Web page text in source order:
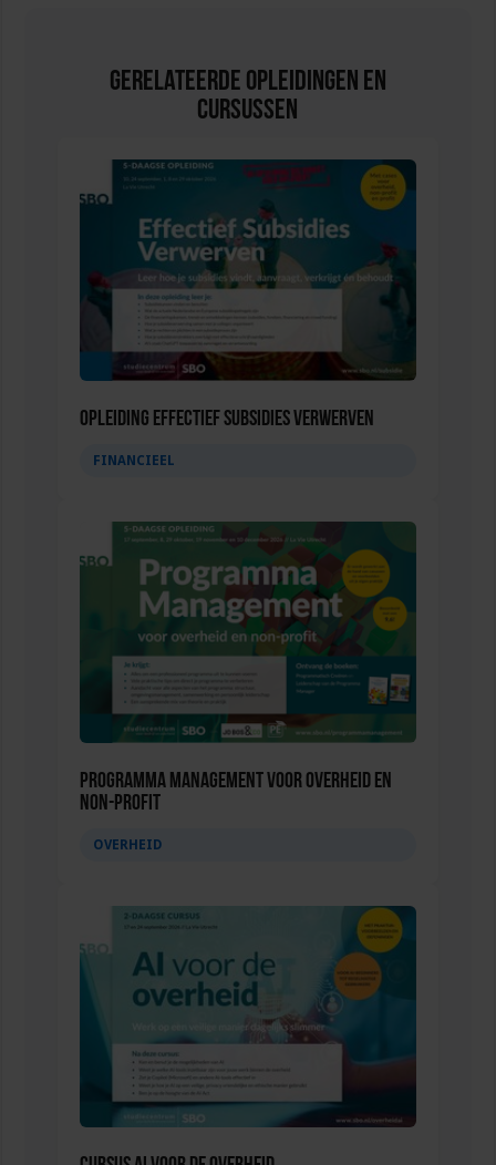
Gerelateerde Opleidingen en
Cursussen
Opleiding Effectief subsidies verwerven
FINANCIEEL
Programma Management voor overheid en
non-profit
OVERHEID